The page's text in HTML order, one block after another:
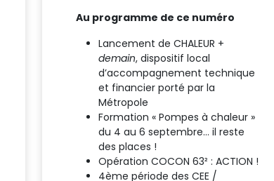
Au programme de ce numéro
Lancement de CHALEUR +
demain, dispositif local
d’accompagnement technique
et financier porté par la
Métropole
Formation « Pompes à chaleur »
du 4 au 6 septembre… il reste
des places !
Opération COCON 63² : ACTION !
4ème période des CEE /